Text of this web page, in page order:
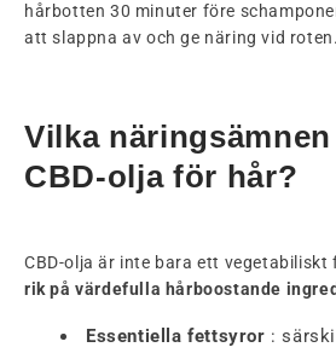
hårbotten 30 minuter före
att slappna av och ge näring vid roten.
Vilka
CBD-olja för hår?
CBD-olja är inte bara ett vegetabiliskt
rik på värdefulla hårboostande
Essentiella fettsyror :